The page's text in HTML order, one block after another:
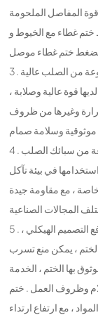
المفاصل الملحومة
ختم غطاء مع الخيوط و
3 . عالية القوة والصلابة : مزورة الصلب بوابة صمام مصنوعة من الصلب عالية
قوة عالية وصلابة ،
وغيرها من ظروف
4 . مقاومة للتآكل : مزورة الصلب صمام بوابة مصنوعة من سبائك الصلب
في بيئة تآكل
، مع مقاومة جيدة
5 . ختم موثوق بها : مزورة الصلب بوابة صمام حلزونية رفع التصميم الهيكلي ،
، يمكن منع تسرب
بها الختم ، الخدمة
وظروف العمل . ختم
، مع ارتفاع ارتداء